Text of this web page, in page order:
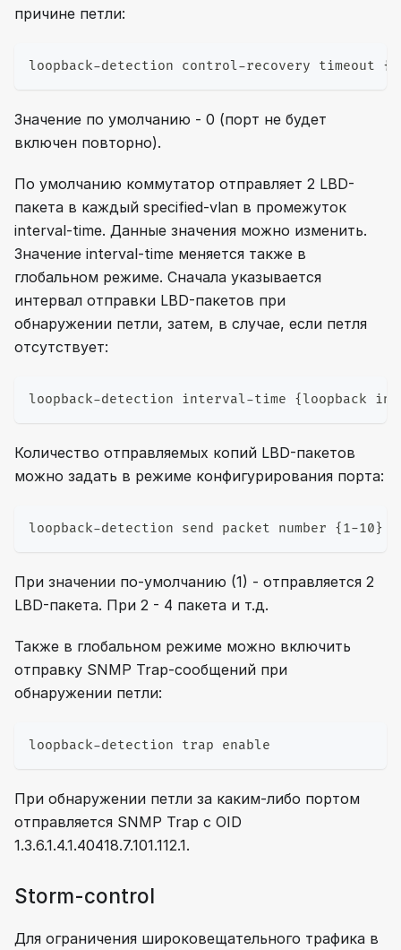
причине петли:
loopback-detection control-recovery timeout
Значение по умолчанию - 0 (порт не будет
включен повторно).
По умолчанию коммутатор отправляет 2 LBD-
пакета в каждый specified-vlan в промежуток
interval-time. Данные значения можно изменить.
Значение interval-time меняется также в
глобальном режиме. Сначала указывается
интервал отправки LBD-пакетов при
обнаружении петли, затем, в случае, если петля
отсутствует:
loopback-detection interval-time {loopback
Количество отправляемых копий LBD-пакетов
можно задать в режиме конфигурирования порта:
loopback-detection send packet number {1-10}
При значении по-умолчанию (1) - отправляется 2
LBD-пакета. При 2 - 4 пакета и т.д.
Также в глобальном режиме можно включить
отправку SNMP Trap-сообщений при
обнаружении петли:
loopback-detection trap enable
При обнаружении петли за каким-либо портом
отправляется SNMP Trap с OID
1.3.6.1.4.1.40418.7.101.112.1.
Storm-control
Для ограничения широковещательного трафика в